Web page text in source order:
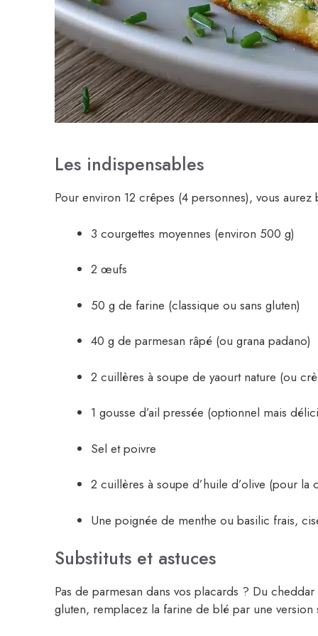
Les indispensables
Pour environ 12 crêpes (4 personnes), vous
3 courgettes moyennes (environ 500 g)
2 œufs
50 g de farine (classique ou sans gluten)
40 g de parmesan râpé (ou grana padano)
2 cuillères à soupe de yaourt nature (ou
1 gousse d’ail pressée (optionnel mais
Sel et poivre
2 cuillères à soupe d’huile d’olive (pour la
Une poignée de menthe ou basilic frais,
Substituts et astuces
Pas de parmesan dans vos placards ? Du
gluten, remplacez la farine de blé par une